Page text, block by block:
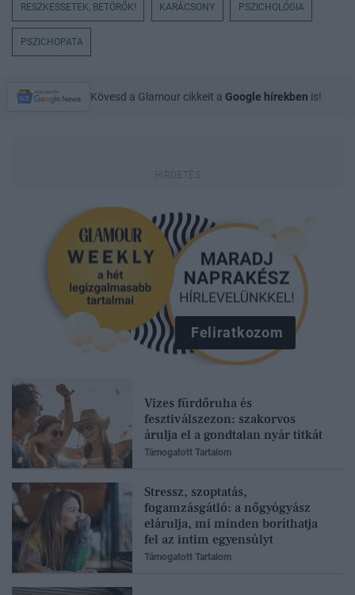
RESZKESSETEK, BETÖRŐK! KARÁCSONY PSZICHOLÓGIA
PSZICHOPATA
Kövesd a Glamour cikkeit a Google hírekben is!
Feliratkozom
Vizes fürdőruha és
fesztiválszezon: szakorvos
árulja el a gondtalan nyár titkát
Támogatott Tartalom
Stressz, szoptatás,
fogamzásgátló: a nőgyógyász
elárulja, mi minden boríthatja
fel az intim egyensúlyt
Támogatott Tartalom